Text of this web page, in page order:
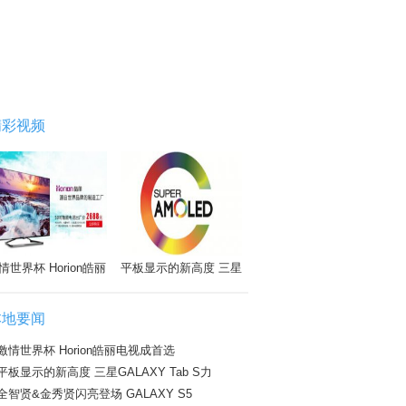
视频
世界杯 Horion皓丽 平板显示的新高度 三星
要闻
情世界杯 Horion皓丽电视成首选
板显示的新高度 三星GALAXY Tab S力
智贤&金秀贤闪亮登场 GALAXY S5